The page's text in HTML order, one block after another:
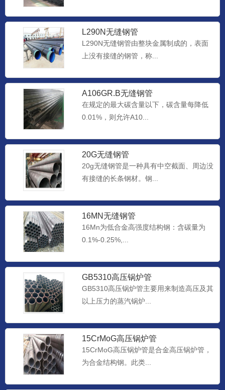
L290N无缝钢管
L290N无缝钢管由整块金属制成的，表面
上没有接缝的钢管，称...
A106GR.B无缝钢管
在规定的最大碳含量以下，碳含量每降低
0.01%，则允许A10...
20G无缝钢管
20g无缝钢管是一种具有中空截面、周边没
有接缝的长条钢材。钢...
16MN无缝钢管
16Mn为低合金高强度结构钢：含碳量为
0.1%-0.25%,...
GB5310高压锅炉管
GB5310高压锅炉管主要用来制造高压及其
以上压力的蒸汽锅炉...
15CrMoG高压锅炉管
15CrMoG高压锅炉管是合金高压锅炉管，
为合金结构钢。此类...